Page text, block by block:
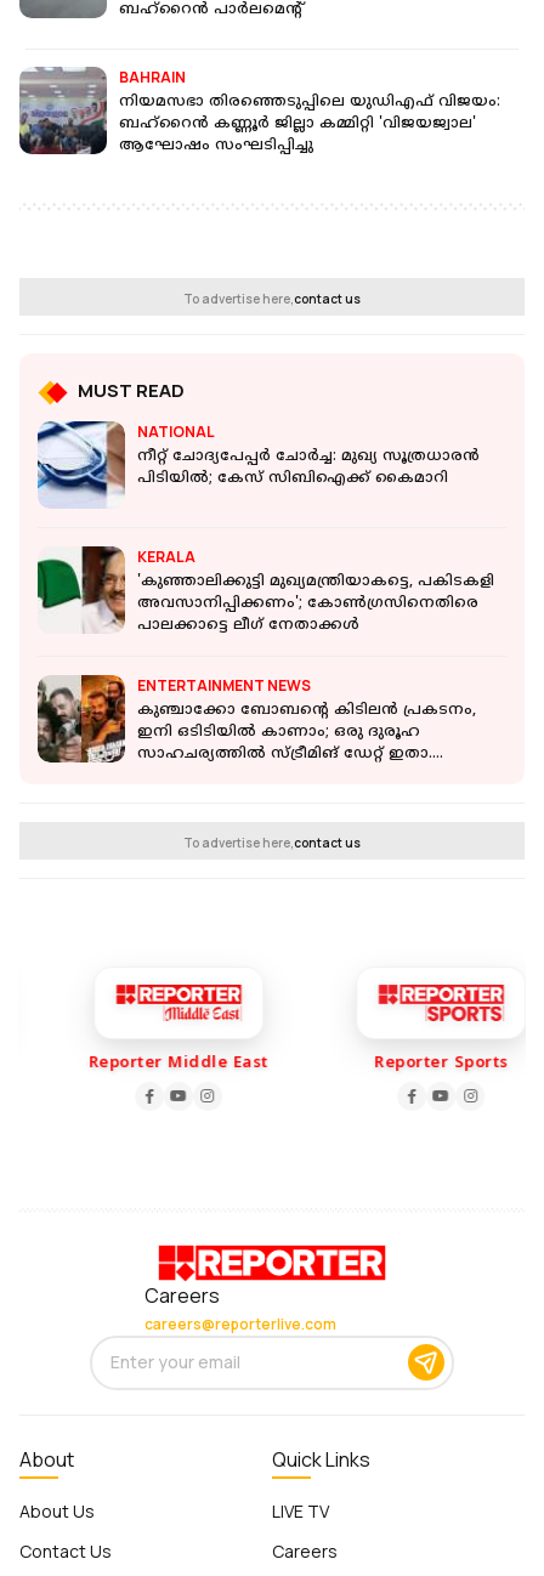
ബഹ്റൈൻ പാർലമെന്റ്
BAHRAIN
നിയമസഭാ തിരഞ്ഞെടുപ്പിലെ യുഡിഎഫ് വിജയം:
ബഹ്‌റൈൻ കണ്ണൂർ ജില്ലാ കമ്മിറ്റി 'വിജയജ്വാല'
ആഘോഷം സംഘടിപ്പിച്ചു
To advertise here,contact us
MUST READ
NATIONAL
നീറ്റ് ചോദ്യപേപ്പര്‍ ചോര്‍ച്ച: മുഖ്യ സൂത്രധാരൻ
പിടിയിൽ; കേസ് സിബിഐക്ക് കൈമാറി
KERALA
'കുഞ്ഞാലിക്കുട്ടി മുഖ്യമന്ത്രിയാകട്ടെ, പകിടകളി
അവസാനിപ്പിക്കണം'; കോൺഗ്രസിനെതിരെ
പാലക്കാട്ടെ ലീഗ് നേതാക്കൾ
ENTERTAINMENT NEWS
കുഞ്ചാക്കോ ബോബന്റെ കിടിലൻ പ്രകടനം,
ഇനി ഒടിടിയിൽ കാണാം; ഒരു ദുരൂഹ
സാഹചര്യത്തിൽ സ്ട്രീമിങ് ഡേറ്റ് ഇതാ….
To advertise here,contact us
Reporter Middle East Reporter Sports
Careers
careers@reporterlive.com
About
About Us
Contact Us
Quick Links
LIVE TV
Careers